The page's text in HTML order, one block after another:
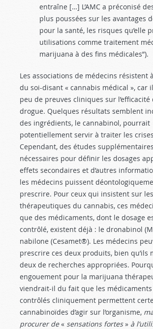
entraîne […] L’AMC a préconisé
plus poussées sur les avantages
pour la santé, les risques qu’elle
utilisations comme traitement
marijuana à des fins médicales”).
Les associations de médecins résistent
du soi-disant « cannabis médical », car
peu de preuves cliniques sur l’efficacité
drogue. Quelques résultats semblent
des ingrédients, le cannabinol, pourrait
potentiellement servir à traiter les
Cependant, des études
nécessaires pour définir les dosages
effets secondaires et d’autres
les médecins puissent
prescrire. Pour ceux qui insistent sur
thérapeutiques du cannabis, ces
que des médicaments, dont le dosage
contrôlé, existent déjà : le dronabinol
nabilone (Cesamet®). Les médecins
prescrire ces deux produits, bien qu’ils
deux de recherches appropriées.
engouement pour la marijuana
viendrait-il du fait que les
contrôlés cliniquement permettent
cannabinoïdes d’agir sur l’organisme,
procurer de« sensations fortes» à